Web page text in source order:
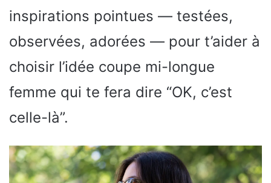
inspirations pointues — testées,
observées, adorées — pour t’aider à
choisir l’idée coupe mi-longue
femme qui te fera dire “OK, c’est
celle-là”.